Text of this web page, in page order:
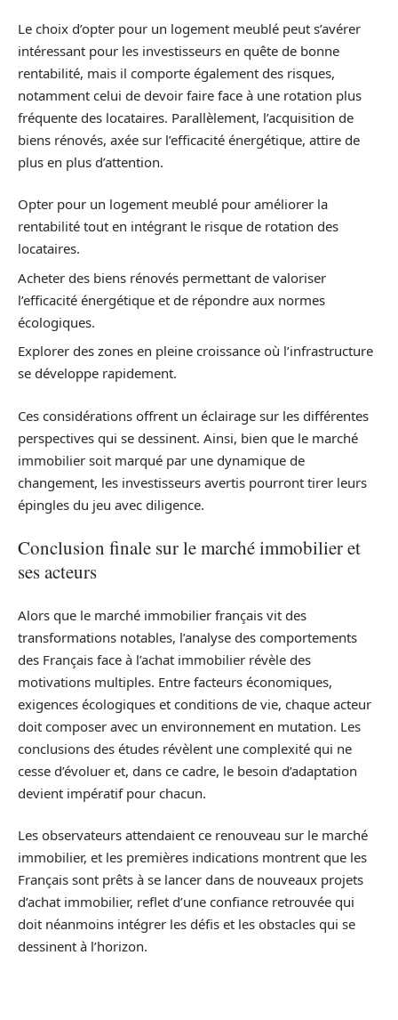
Le choix d’opter pour un logement meublé peut s’avérer
intéressant pour les investisseurs en quête de bonne
rentabilité, mais il comporte également des risques,
notamment celui de devoir faire face à une rotation plus
fréquente des locataires. Parallèlement, l’acquisition de
biens rénovés, axée sur l’efficacité énergétique, attire de
plus en plus d’attention.
Opter pour un logement meublé pour améliorer la
rentabilité tout en intégrant le risque de rotation des
locataires.
Acheter des biens rénovés permettant de valoriser
l’efficacité énergétique et de répondre aux normes
écologiques.
Explorer des zones en pleine croissance où l’infrastructure
se développe rapidement.
Ces considérations offrent un éclairage sur les différentes
perspectives qui se dessinent. Ainsi, bien que le marché
immobilier soit marqué par une dynamique de
changement, les investisseurs avertis pourront tirer leurs
épingles du jeu avec diligence.
Conclusion finale sur le marché immobilier et
ses acteurs
Alors que le marché immobilier français vit des
transformations notables, l’analyse des comportements
des Français face à l’achat immobilier révèle des
motivations multiples. Entre facteurs économiques,
exigences écologiques et conditions de vie, chaque acteur
doit composer avec un environnement en mutation. Les
conclusions des études révèlent une complexité qui ne
cesse d’évoluer et, dans ce cadre, le besoin d’adaptation
devient impératif pour chacun.
Les observateurs attendaient ce renouveau sur le marché
immobilier, et les premières indications montrent que les
Français sont prêts à se lancer dans de nouveaux projets
d’achat immobilier, reflet d’une confiance retrouvée qui
doit néanmoins intégrer les défis et les obstacles qui se
dessinent à l’horizon.